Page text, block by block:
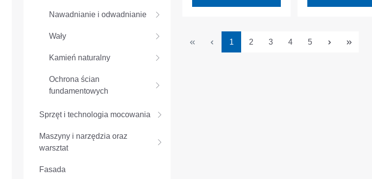
Nawadnianie i odwadnianie
Wały
Kamień naturalny
Ochrona ścian
fundamentowych
Sprzęt i technologia mocowania
Maszyny i narzędzia oraz
warsztat
Fasada
Strona
1 Strona
2 Strona
3 Strona
4 Strona
5